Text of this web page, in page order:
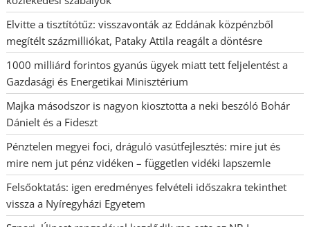
Elvitte a tisztítótűz: visszavonták az Eddának közpénzből
megítélt százmilliókat, Pataky Attila reagált a döntésre
1000 milliárd forintos gyanús ügyek miatt tett feljelentést a
Gazdasági és Energetikai Minisztérium
Majka másodszor is nagyon kiosztotta a neki beszóló Bohár
Dánielt és a Fideszt
Pénztelen megyei foci, dráguló vasútfejlesztés: mire jut és
mire nem jut pénz vidéken – független vidéki lapszemle
Felsőoktatás: igen eredményes felvételi időszakra tekinthet
vissza a Nyíregyházi Egyetem